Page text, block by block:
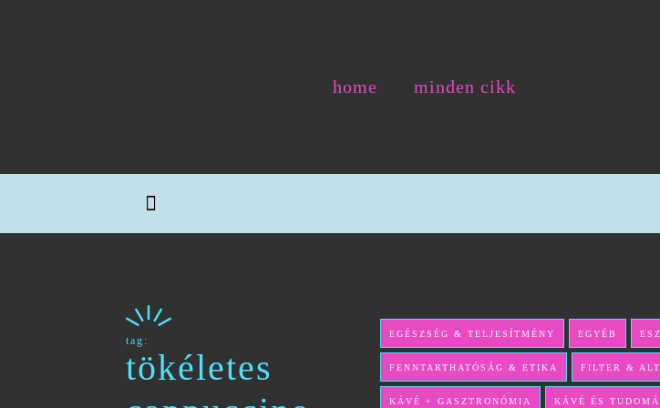
home minden cikk
tag:
tökéletes
EGÉSZSÉG & TELJESÍTMÉNY EGYÉB
FENNTARTHATÓSÁG & ETIKA FILTER &
KÁVÉ + GASZTRONÓMIA KÁVÉ ÉS